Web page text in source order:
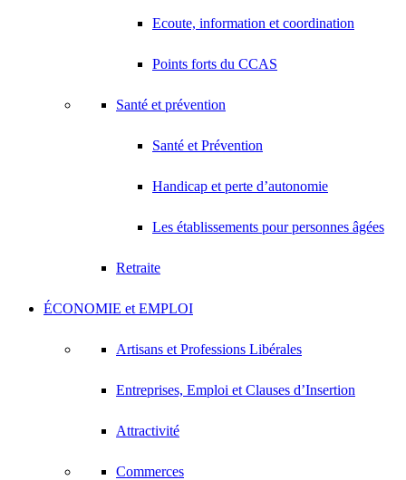
Ecoute, information et coordination
Points forts du CCAS
Santé et prévention
Santé et Prévention
Handicap et perte d’autonomie
Les établissements pour personnes âgées
Retraite
ÉCONOMIE et EMPLOI
Artisans et Professions Libérales
Entreprises, Emploi et Clauses d’Insertion
Attractivité
Commerces